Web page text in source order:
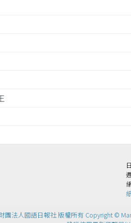
團法人國語日報社 版權所有 Copyright ©